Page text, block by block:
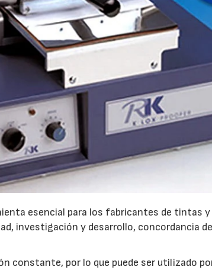
esencial para los fabricantes de tintas y
investigación y desarrollo, concordancia
constante, por lo que puede ser utilizado
23/06/2026